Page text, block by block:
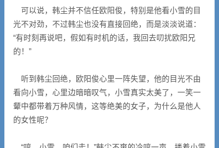
可以说，韩尘并不信任欧阳俊，特别是他看小雪的目
光不对劲，不过韩尘也没有直接回绝，而是淡淡说道：
“有时刻再说吧，假如有时机的话，我回去叨扰欧阳兄
的！”
听到韩尘回绝，欧阳俊心里一阵失望，他的目光不由
看向小雪，心里边暗暗叹气，小雪真实太美了，一笑一
颦中都带着万种风情，这等绝美的女子，为什么是他人
的女性呢？